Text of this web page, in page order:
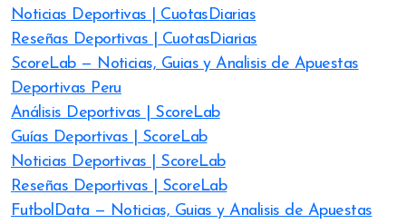
Noticias Deportivas | CuotasDiarias
Reseñas Deportivas | CuotasDiarias
ScoreLab — Noticias, Guias y Analisis de Apuestas
Deportivas Peru
Análisis Deportivas | ScoreLab
Guías Deportivas | ScoreLab
Noticias Deportivas | ScoreLab
Reseñas Deportivas | ScoreLab
FutbolData — Noticias, Guias y Analisis de Apuestas